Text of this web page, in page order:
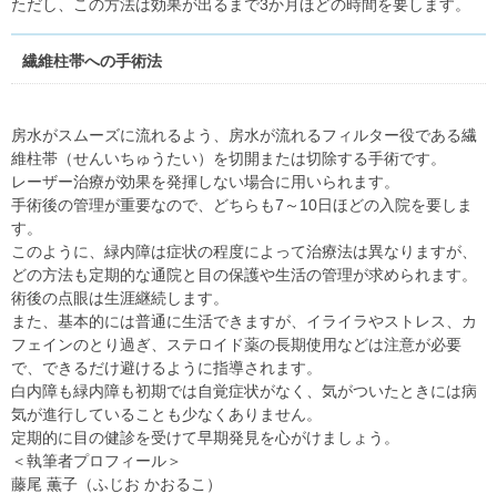
ただし、この方法は効果が出るまで3か月ほどの時間を要します。
繊維柱帯への手術法
房水がスムーズに流れるよう、房水が流れるフィルター役である繊
維柱帯（せんいちゅうたい）を切開または切除する手術です。
レーザー治療が効果を発揮しない場合に用いられます。
手術後の管理が重要なので、どちらも7～10日ほどの入院を要しま
す。
このように、緑内障は症状の程度によって治療法は異なりますが、
どの方法も定期的な通院と目の保護や生活の管理が求められます。
術後の点眼は生涯継続します。
また、基本的には普通に生活できますが、イライラやストレス、カ
フェインのとり過ぎ、ステロイド薬の長期使用などは注意が必要
で、できるだけ避けるように指導されます。
白内障も緑内障も初期では自覚症状がなく、気がついたときには病
気が進行していることも少なくありません。
定期的に目の健診を受けて早期発見を心がけましょう。
＜執筆者プロフィール＞
藤尾 薫子（ふじお かおるこ）